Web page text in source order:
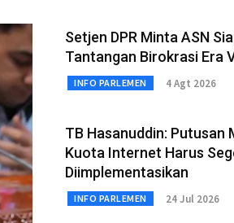
Setjen DPR Minta ASN
Tantangan Birokrasi Era
INFO PARLEMEN 4 Agt 2026
TB Hasanuddin: Putusan
Kuota Internet Harus
Diimplementasikan
INFO PARLEMEN 24 Jul 2026